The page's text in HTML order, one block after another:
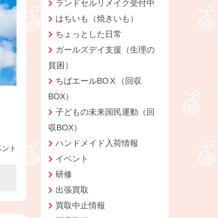
ト
ランドセルリメイク受付中
はちいも（焼きいも）
ちょっとした日常
ガールズデイ支援（生理の
貧困）
ちばエールBOⅩ（回収
BOX）
子どもの未来国民運動（回
収BOX）
ハンドメイド入荷情報
イベント
研修
出張買取
買取中止情報